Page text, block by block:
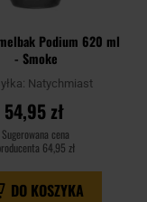
Podium 620 ml
- Smoke
Natychmiast
54,95 zł
Sugerowana cena
64,95 zł
DO KOSZYKA